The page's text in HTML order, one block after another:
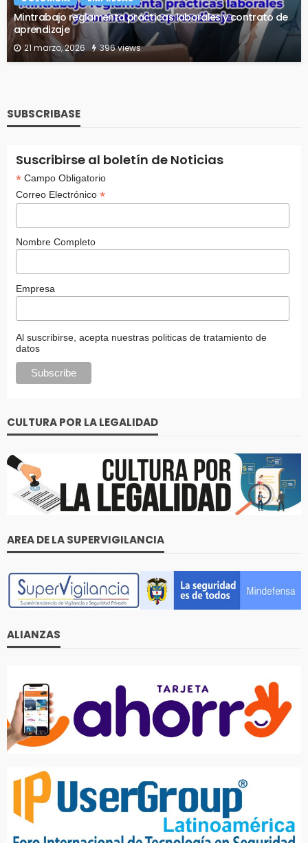
Mintrabajo reglamenta prácticas laborales y contrato de
aprendizaje
21 marzo, 2026 396 views
SUBSCRIBASE
Suscribirse al boletín de Noticias
*Campo Obligatorio
Correo Electrónico *
Nombre Completo
Empresa
Al suscribirse, acepta nuestras politicas de tratamiento de
datos
CULTURA POR LA LEGALIDAD
AREA DE LA SUPERVIGILANCIA
ALIANZAS